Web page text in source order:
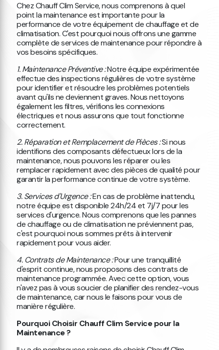
Chez Chauff Clim Service, nous comprenons à quel
point la maintenance est importante pour la
performance de votre équipement de chauffage et de
climatisation. C'est pourquoi nous offrons une gamme
complète de services de maintenance pour répondre à
vos besoins spécifiques.
1. Maintenance Préventive :Notre équipe expérimentée
effectue des inspections régulières de votre système
pour identifier et résoudre les problèmes potentiels
avant qu'ils ne deviennent graves. Nous nettoyons
également les filtres, vérifions les connexions
électriques et nous assurons que tout fonctionne
correctement.
2. Réparation et Remplacement de Pièces :Si nous
identifions des composants défectueux lors de la
maintenance, nous pouvons les réparer ou les
remplacer rapidement avec des pièces de qualité pour
garantir la performance continue de votre système.
3. Services d'Urgence :En cas de problème inattendu,
notre équipe est disponible 24h/24 et 7j/7 pour les
services d'urgence. Nous comprenons que les pannes
de chauffage ou de climatisation ne préviennent pas,
c'est pourquoi nous sommes prêts à intervenir
rapidement pour vous aider.
4. Contrats de Maintenance :Pour une tranquillité
d'esprit continue, nous proposons des contrats de
maintenance programmée. Avec cette option, vous
n'avez pas à vous soucier de planifier des rendez-vous
de maintenance, car nous le faisons pour vous de
manière régulière.
Pourquoi Choisir Chauff Clim Service pour la
Maintenance ?